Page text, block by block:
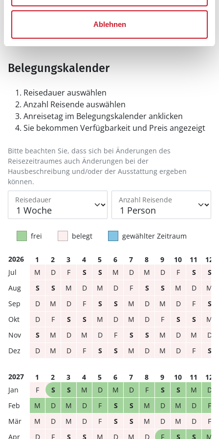
Ablehnen
Belegungskalender
Reisedauer auswählen
Anzahl Reisende auswählen
Anreisetag im Belegungskalender anklicken
Sie bekommen Verfügbarkeit und Preis angezeigt
Reisedauer Anzahl Reisende
Bitte beachten Sie, dass sich bei Änderungen des
Reisezeitraumes auch Änderungen bei der
Hausbeschreibung und/oder der Ausstattung ergeben
können.
frei belegt gewählter Zeitraum
2026 1 2 3 4 5 6 7 8 9 10 11
12
M
D F S S M D M D F S
S
S
S M D M D F S S M D
M
D
M D F S S M D M D F
S
D
F S S M D M D F S S
M
S
M D M D F S S M D M
D
D
M D F S S M D M D F S
2027 1 2 3 4 5 6 7 8 9 10 11
12
F
S S M D M D F S S M
D
M
D M D F S S M D M D
F
M
D M D F S S M D M D
F
D
F S S M D M D F S S M